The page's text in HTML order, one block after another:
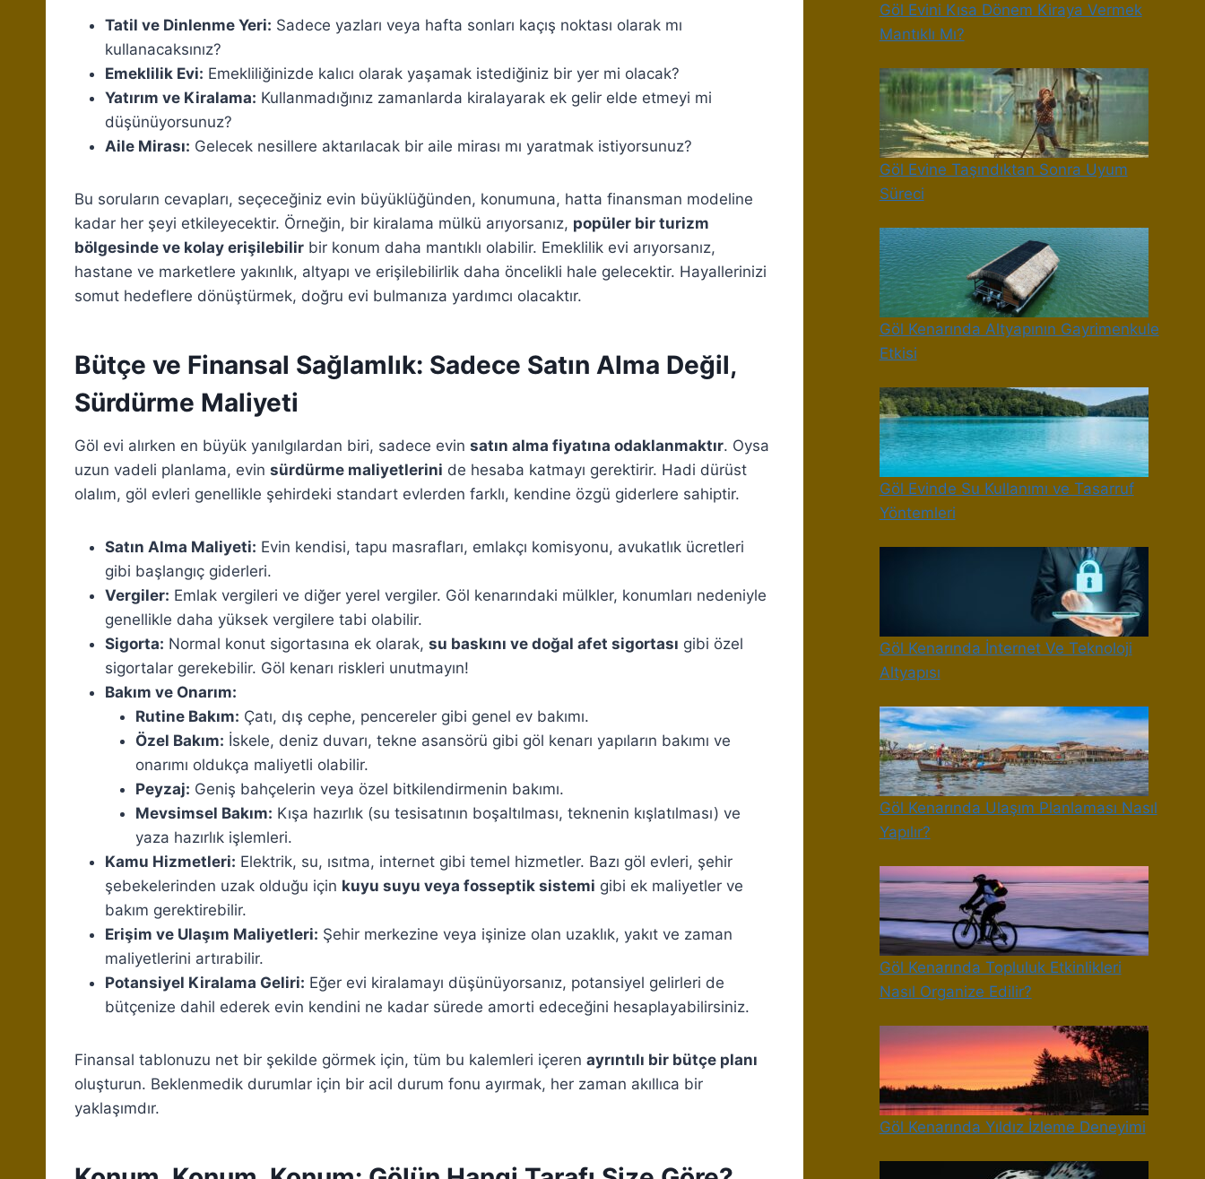
Tatil ve Dinlenme Yeri: Sadece yazları veya hafta sonları kaçış noktası olarak mı
kullanacaksınız?
Emeklilik Evi: Emekliliğinizde kalıcı olarak yaşamak istediğiniz bir yer mi olacak?
Yatırım ve Kiralama: Kullanmadığınız zamanlarda kiralayarak ek gelir elde etmeyi mi
düşünüyorsunuz?
Aile Mirası: Gelecek nesillere aktarılacak bir aile mirası mı yaratmak istiyorsunuz?
Bu soruların cevapları, seçeceğiniz evin büyüklüğünden, konumuna, hatta finansman modeline
kadar her şeyi etkileyecektir. Örneğin, bir kiralama mülkü arıyorsanız, popüler bir turizm
bölgesinde ve kolay erişilebilir bir konum daha mantıklı olabilir. Emeklilik evi arıyorsanız,
hastane ve marketlere yakınlık, altyapı ve erişilebilirlik daha öncelikli hale gelecektir. Hayallerinizi
somut hedeflere dönüştürmek, doğru evi bulmanıza yardımcı olacaktır.
Bütçe ve Finansal Sağlamlık: Sadece Satın Alma Değil,
Sürdürme Maliyeti
Göl evi alırken en büyük yanılgılardan biri, sadece evin satın alma fiyatına odaklanmaktır. Oysa
uzun vadeli planlama, evin sürdürme maliyetlerini de hesaba katmayı gerektirir. Hadi dürüst
olalım, göl evleri genellikle şehirdeki standart evlerden farklı, kendine özgü giderlere sahiptir.
Satın Alma Maliyeti: Evin kendisi, tapu masrafları, emlakçı komisyonu, avukatlık ücretleri
gibi başlangıç giderleri.
Vergiler: Emlak vergileri ve diğer yerel vergiler. Göl kenarındaki mülkler, konumları nedeniyle
genellikle daha yüksek vergilere tabi olabilir.
Sigorta: Normal konut sigortasına ek olarak, su baskını ve doğal afet sigortası gibi özel
sigortalar gerekebilir. Göl kenarı riskleri unutmayın!
Bakım ve Onarım:
Rutine Bakım: Çatı, dış cephe, pencereler gibi genel ev bakımı.
Özel Bakım: İskele, deniz duvarı, tekne asansörü gibi göl kenarı yapıların bakımı ve
onarımı oldukça maliyetli olabilir.
Peyzaj: Geniş bahçelerin veya özel bitkilendirmenin bakımı.
Mevsimsel Bakım: Kışa hazırlık (su tesisatının boşaltılması, teknenin kışlatılması) ve
yaza hazırlık işlemleri.
Kamu Hizmetleri: Elektrik, su, ısıtma, internet gibi temel hizmetler. Bazı göl evleri, şehir
şebekelerinden uzak olduğu için kuyu suyu veya fosseptik sistemi gibi ek maliyetler ve
bakım gerektirebilir.
Erişim ve Ulaşım Maliyetleri: Şehir merkezine veya işinize olan uzaklık, yakıt ve zaman
maliyetlerini artırabilir.
Potansiyel Kiralama Geliri: Eğer evi kiralamayı düşünüyorsanız, potansiyel gelirleri de
bütçenize dahil ederek evin kendini ne kadar sürede amorti edeceğini hesaplayabilirsiniz.
Finansal tablonuzu net bir şekilde görmek için, tüm bu kalemleri içeren ayrıntılı bir bütçe planı
oluşturun. Beklenmedik durumlar için bir acil durum fonu ayırmak, her zaman akıllıca bir
yaklaşımdır.
Göl Evini Kısa Dönem Kiraya Vermek
Mantıklı Mı?
Göl Evine Taşındıktan Sonra Uyum
Süreci
Göl Kenarında Altyapının Gayrimenkule
Etkisi
Göl Evinde Su Kullanımı ve Tasarruf
Yöntemleri
Göl Kenarında İnternet Ve Teknoloji
Altyapısı
Göl Kenarında Ulaşım Planlaması Nasıl
Yapılır?
Göl Kenarında Topluluk Etkinlikleri
Nasıl Organize Edilir?
Göl Kenarında Yıldız İzleme Deneyimi